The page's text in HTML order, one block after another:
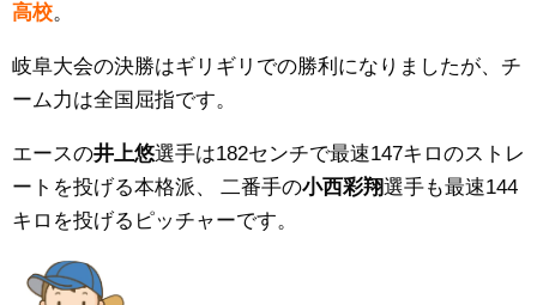
高校
岐阜大会の決勝はギリギリでの勝利になりましたが、チ
ーム力は全国屈指です。
エースの井上悠選手は182センチで最速147キロのストレ
ートを投げる本格派、
二番手の小西彩翔選手も最速144
キロを投げるピッチャーです。